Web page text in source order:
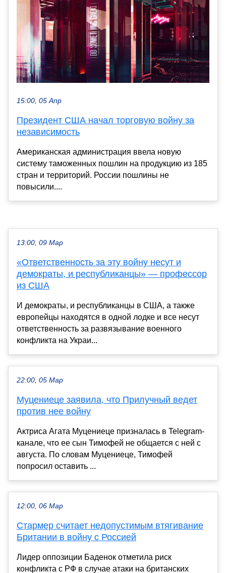
15:00, 05 Апр
Президент США начал торговую войну за
независимость
Американская администрация ввела новую
систему таможенных пошлин на продукцию из 185
стран и территорий. России пошлины не
повысили....
13:00, 09 Мар
«Ответственность за эту войну несут и
демократы, и республиканцы» — профессор
из США
И демократы, и республиканцы в США, а также
европейцы находятся в одной лодке и все несут
ответственность за развязывание военного
конфликта на Украи...
22:00, 05 Мар
Муцениеце заявила, что Прилучный ведет
против нее войну
Актриса Агата Муцениеце призналась в Telegram-
канале, что ее сын Тимофей не общается с ней с
августа. По словам Муцениеце, Тимофей
попросил оставить ...
12:00, 06 Мар
Стармер считает недопустимым втягивание
Британии в войну с Россией
Лидер оппозиции Баденок отметила риск
конфликта с РФ в случае атаки на британских